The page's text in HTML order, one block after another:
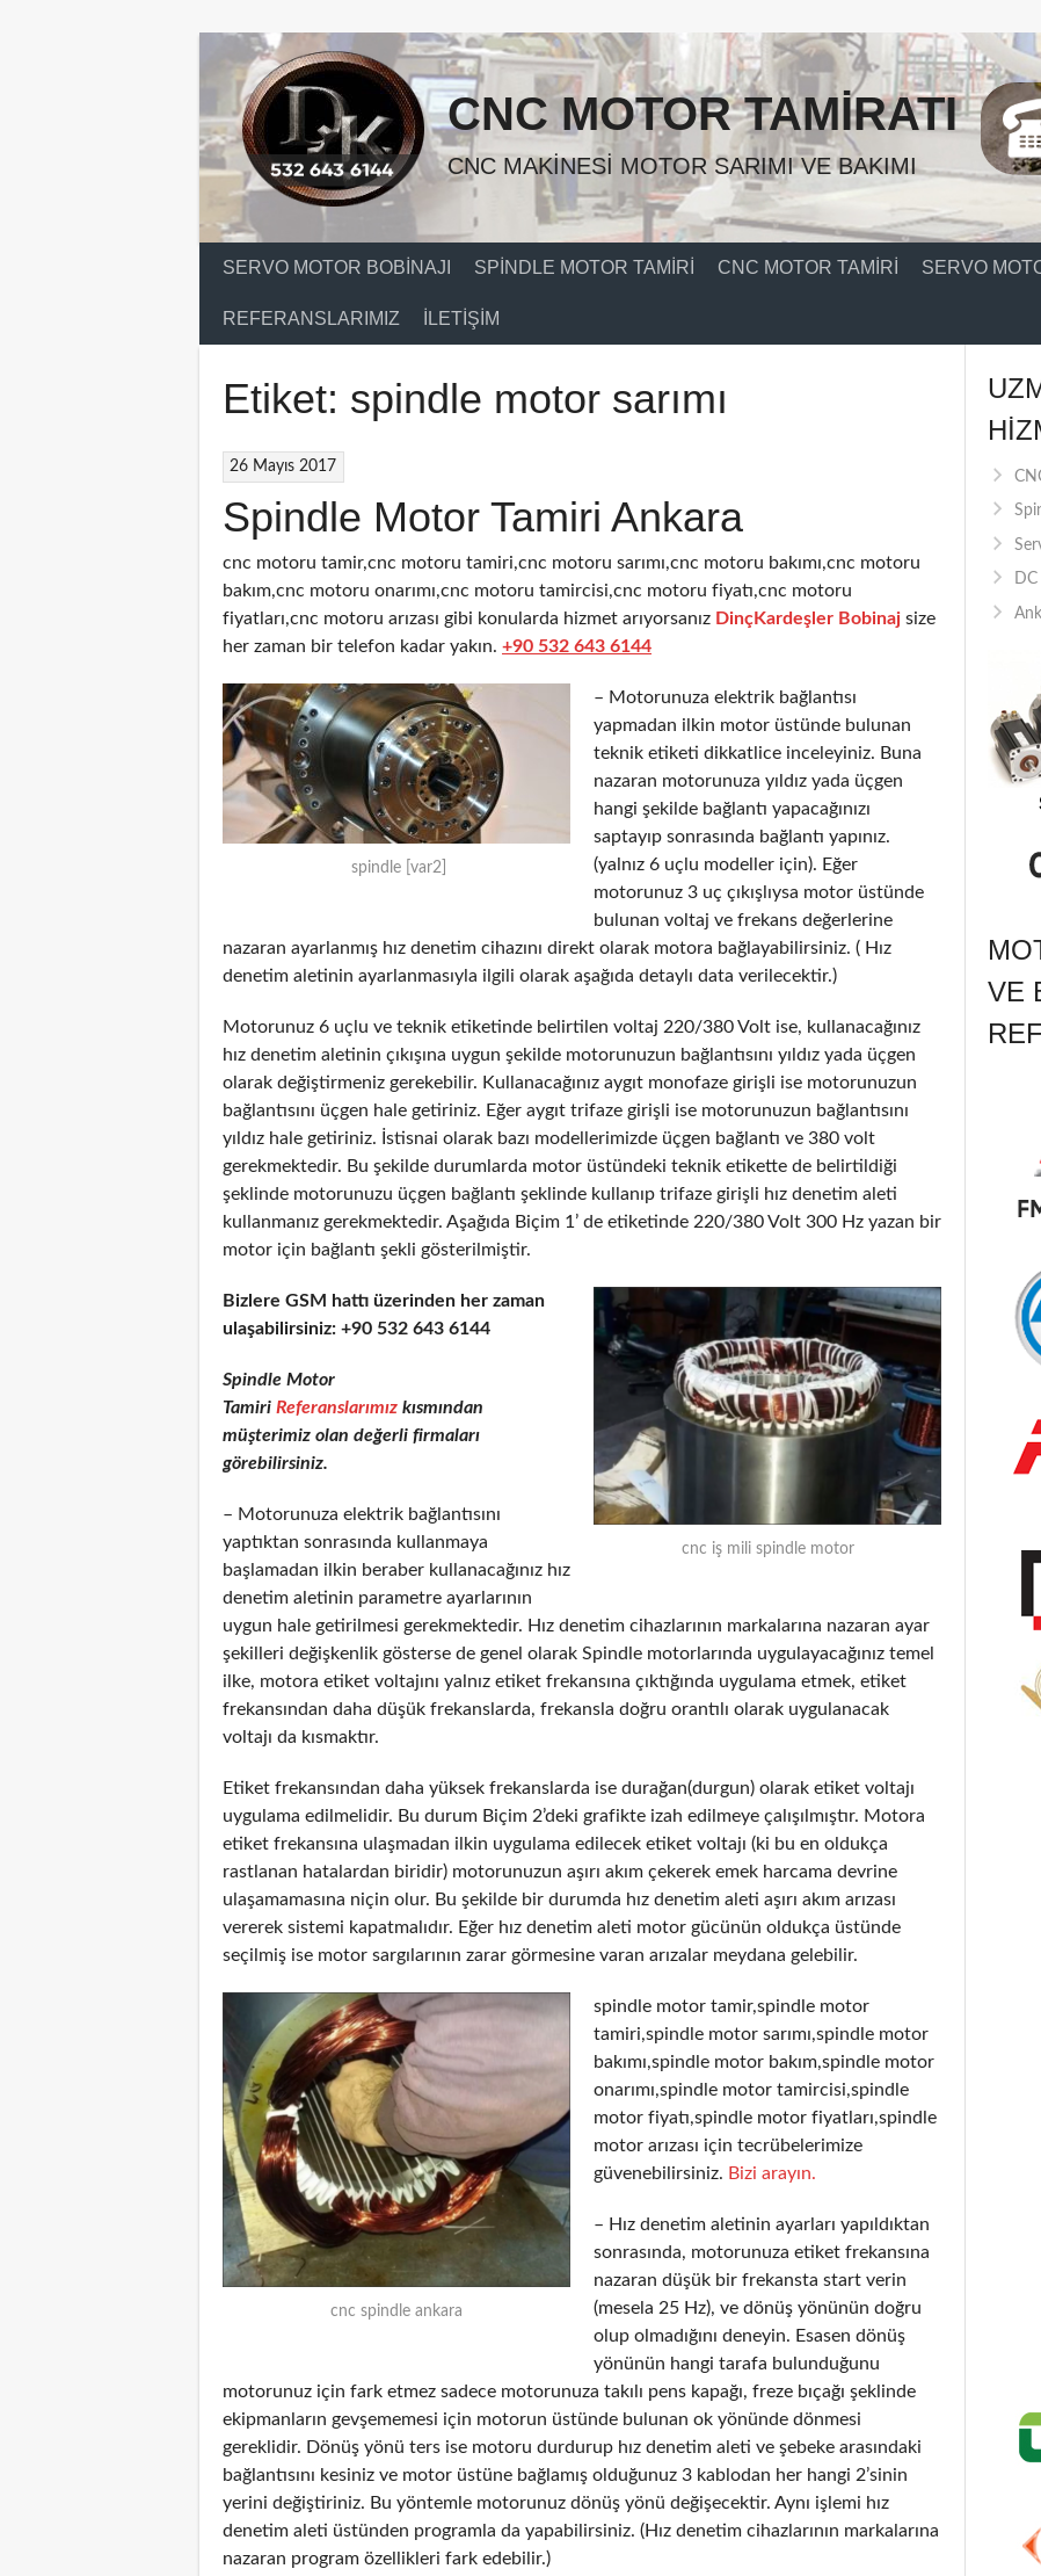
CNC MOTOR TAMIRATI
CNC MAKINESI MOTOR SARIMI VE BAKIMI
SERVO MOTOR BOBINAJI SPINDLE MOTOR TAMIRI CNC MOTOR TAMIRI SERVO
REFERANSLARIMIZ İLETIŞIM
Etiket: spindle motor sarımı
26 Mayıs 2017
Spindle Motor Tamiri Ankara
cnc motoru tamir,cnc motoru tamiri,cnc motoru sarımı,cnc motoru bakımı,cnc motoru
bakım,cnc motoru onarımı,cnc motoru tamircisi,cnc motoru fiyatı,cnc motoru
fiyatları,cnc motoru arızası gibi konularda hizmet arıyorsanız DinçKardeşler Bobinaj size
her zaman bir telefon kadar yakın. +90 532 643 6144
spindle [var2]
– Motorunuza elektrik bağlantısı
yapmadan ilkin motor üstünde bulunan
teknik etiketi dikkatlice inceleyiniz. Buna
nazaran motorunuza yıldız yada üçgen
hangi şekilde bağlantı yapacağınızı
saptayıp sonrasında bağlantı yapınız.
(yalnız 6 uçlu modeller için). Eğer
motorunuz 3 uç çıkışlıysa motor üstünde
bulunan voltaj ve frekans değerlerine
nazaran ayarlanmış hız denetim cihazını direkt olarak motora bağlayabilirsiniz. ( Hız
denetim aletinin ayarlanmasıyla ilgili olarak aşağıda detaylı data verilecektir.)
Motorunuz 6 uçlu ve teknik etiketinde belirtilen voltaj 220/380 Volt ise, kullanacağınız
hız denetim aletinin çıkışına uygun şekilde motorunuzun bağlantısını yıldız yada üçgen
olarak değiştirmeniz gerekebilir. Kullanacağınız aygıt monofaze girişli ise motorunuzun
bağlantısını üçgen hale getiriniz. Eğer aygıt trifaze girişli ise motorunuzun bağlantısını
yıldız hale getiriniz. İstisnai olarak bazı modellerimizde üçgen bağlantı ve 380 volt
gerekmektedir. Bu şekilde durumlarda motor üstündeki teknik etikette de belirtildiği
şeklinde motorunuzu üçgen bağlantı şeklinde kullanıp trifaze girişli hız denetim aleti
kullanmanız gerekmektedir. Aşağıda Biçim 1’ de etiketinde 220/380 Volt 300 Hz yazan bir
motor için bağlantı şekli gösterilmiştir.
cnc iş mili spindle motor
Bizlere GSM hattı üzerinden her zaman
ulaşabilirsiniz: +90 532 643 6144
Spindle Motor
Tamiri Referanslarımız kısmından
müşterimiz olan değerli firmaları
görebilirsiniz.
– Motorunuza elektrik bağlantısını
yaptıktan sonrasında kullanmaya
başlamadan ilkin beraber kullanacağınız hız
denetim aletinin parametre ayarlarının
uygun hale getirilmesi gerekmektedir. Hız denetim cihazlarının markalarına nazaran ayar
şekilleri değişkenlik gösterse de genel olarak Spindle motorlarında uygulayacağınız temel
ilke, motora etiket voltajını yalnız etiket frekansına çıktığında uygulama etmek, etiket
frekansından daha düşük frekanslarda, frekansla doğru orantılı olarak uygulanacak
voltajı da kısmaktır.
Etiket frekansından daha yüksek frekanslarda ise durağan(durgun) olarak etiket voltajı
uygulama edilmelidir. Bu durum Biçim 2’deki grafikte izah edilmeye çalışılmıştır. Motora
etiket frekansına ulaşmadan ilkin uygulama edilecek etiket voltajı (ki bu en oldukça
rastlanan hatalardan biridir) motorunuzun aşırı akım çekerek emek harcama devrine
ulaşamamasına niçin olur. Bu şekilde bir durumda hız denetim aleti aşırı akım arızası
vererek sistemi kapatmalıdır. Eğer hız denetim aleti motor gücünün oldukça üstünde
seçilmiş ise motor sargılarının zarar görmesine varan arızalar meydana gelebilir.
cnc spindle ankara
spindle motor tamir,spindle motor
tamiri,spindle motor sarımı,spindle motor
bakımı,spindle motor bakım,spindle motor
onarımı,spindle motor tamircisi,spindle
motor fiyatı,spindle motor fiyatları,spindle
motor arızası için tecrübelerimize
güvenebilirsiniz. Bizi arayın.
– Hız denetim aletinin ayarları yapıldıktan
sonrasında, motorunuza etiket frekansına
nazaran düşük bir frekansta start verin
(mesela 25 Hz), ve dönüş yönünün doğru
olup olmadığını deneyin. Esasen dönüş
yönünün hangi tarafa bulunduğunu
motorunuz için fark etmez sadece motorunuza takılı pens kapağı, freze bıçağı şeklinde
ekipmanların gevşememesi için motorun üstünde bulunan ok yönünde dönmesi
gereklidir. Dönüş yönü ters ise motoru durdurup hız denetim aleti ve şebeke arasındaki
bağlantısını kesiniz ve motor üstüne bağlamış olduğunuz 3 kablodan her hangi 2’sinin
yerini değiştiriniz. Bu yöntemle motorunuz dönüş yönü değişecektir. Aynı işlemi hız
denetim aleti üstünden programla da yapabilirsiniz. (Hız denetim cihazlarının markalarına
nazaran program özellikleri fark edebilir.)
VE